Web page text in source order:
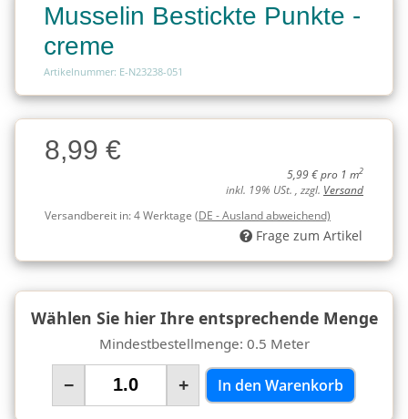
Musselin Bestickte Punkte -
creme
Artikelnummer: E-N23238-051
Charge
Charge8,99 €
5,99 € pro 1 m2
inkl. 19% USt. , zzgl. Versand
Versandbereit in:4 Werktage (DE - Ausland abweichend)
Frage zum Artikel
Wählen Sie hier Ihre entsprechende Menge
Mindestbestellmenge: 0.5 Meter
− + In den Warenkorb